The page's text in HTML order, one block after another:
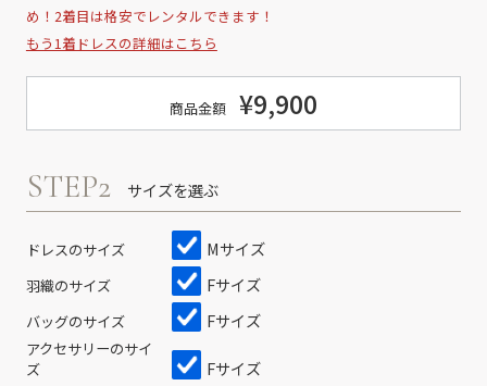
め！2着目は格安でレンタルできます！
もう1着ドレスの詳細はこちら
商品金額 ¥9,900
STEP2 サイズを選ぶ
ドレスのサイズ Mサイズ
羽織のサイズ Fサイズ
バッグのサイズ Fサイズ
アクセサリーのサイ
ズ
Fサイズ